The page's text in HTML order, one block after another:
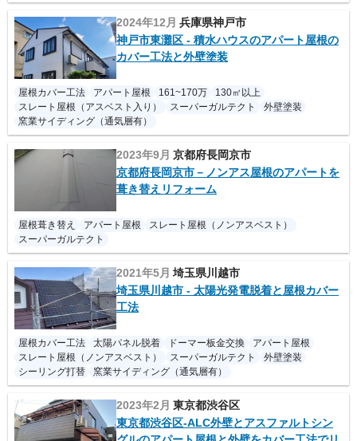
2024年12月 兵庫県神戸市
神戸市東灘区 - 積水ハウスのアパート屋根の
カバー工法と外壁塗装
屋根カバー工法 アパート屋根 161~170万
130㎡以上
スレート屋根（アスベスト入り）
スーパーガルテクト
外壁塗装
窯業サイディング（通気層有）
2023年9月 京都府長岡京市
京都府長岡京市－ノンアス屋根のアパートを
葺き替えリフォーム
屋根葺き替え アパート屋根
スレート屋根（ノンアスベスト）
スーパーガルテクト
2021年5月 埼玉県川越市
埼玉県川越市 - 太陽光発電脱着と屋根カバー
工法
屋根カバー工法 太陽パネル脱着 ドーマー板金交換
アパート屋根
スレート屋根（ノンアスベスト）
スーパーガルテクト
外壁塗装
シーリング打替
窯業サイディング（通気層有）
2023年2月 東京都渋谷区
東京都渋谷区-ALC外壁とアスファルトシン